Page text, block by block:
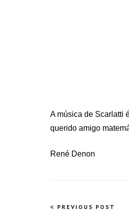
A música de Scarlatti
querido amigo
René Denon
Navegação
PREVIOUS POST